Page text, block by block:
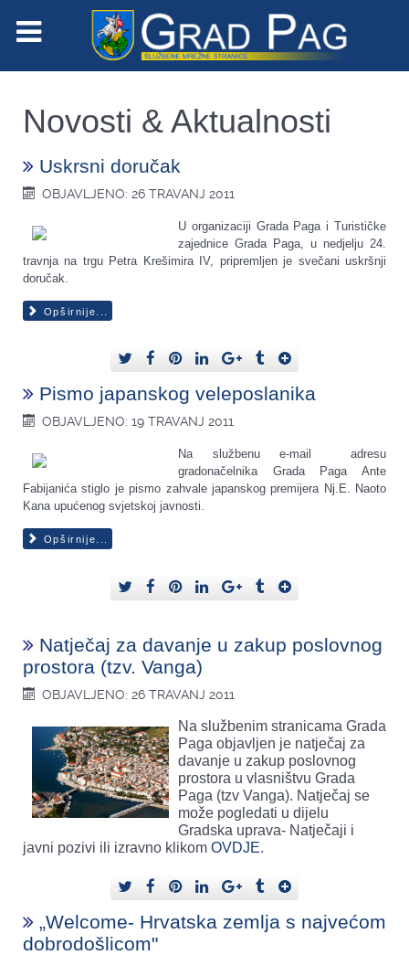
Novosti & Aktualnosti
Uskrsni doručak
OBJAVLJENO: 26 TRAVANJ 2011
U organizaciji Grada Paga i Turističke
zajednice Grada Paga, u nedjelju 24.
travnja na trgu Petra Krešimira IV, pripremljen je svečani uskršnji
doručak.
Opširnije...
Pismo japanskog veleposlanika
OBJAVLJENO: 19 TRAVANJ 2011
Na službenu e-mail adresu
gradonačelnika Grada Paga Ante
Fabijanića stiglo je pismo zahvale japanskog premijera Nj.E. Naoto
Kana upućenog svjetskoj javnosti.
Opširnije...
Natječaj za davanje u zakup poslovnog
prostora (tzv. Vanga)
OBJAVLJENO: 26 TRAVANJ 2011
Na službenim stranicama Grada
Paga objavljen je natječaj za
davanje u zakup poslovnog
prostora u vlasništvu Grada
Paga (tzv Vanga). Natječaj se
može pogledati u dijelu
Gradska uprava- Natječaji i
javni pozivi ili izravno klikom OVDJE.
„Welcome- Hrvatska zemlja s najvećom
dobrodošlicom"